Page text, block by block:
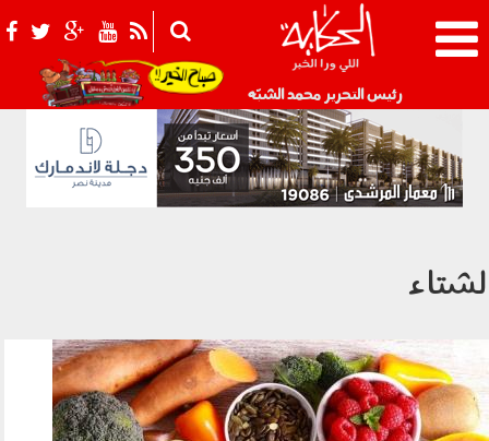
رئيس التحرير محمد الشبّه 021_2.png
020103.jpg